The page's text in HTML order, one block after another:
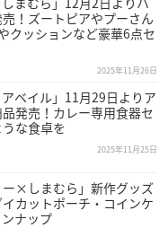
！ズートピアやプーさん
クッションなど豪華6点セ
2025年11月26日
ベイル」11月29日よりア
発売！カレー専用食器セ
な食卓を
2025年11月25日
ー×しまむら」新作グッズ
カットポーチ・コインケ
ナップ